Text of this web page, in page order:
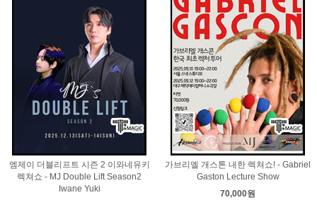
엠제이 더블리프트 시즌 2 이와네유키
렉쳐쇼 - MJ Double Lift Season2
Iwane Yuki
가브리엘 개스톤 내한 렉쳐쇼! - Gabriel
Gaston Lecture Show
70,000원